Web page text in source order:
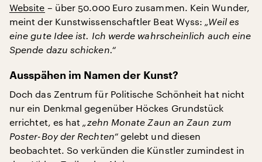
Website – über 50.000 Euro zusammen. Kein Wunder,
meint der Kunstwissenschaftler Beat Wyss: „Weil es
eine gute Idee ist. Ich werde wahrscheinlich auch eine
Spende dazu schicken.“
Ausspähen im Namen der Kunst?
Doch das Zentrum für Politische Schönheit hat nicht
nur ein Denkmal gegenüber Höckes Grundstück
errichtet, es hat „zehn Monate Zaun an Zaun zum
Poster-Boy der Rechten“ gelebt und diesen
beobachtet. So verkünden die Künstler zumindest in